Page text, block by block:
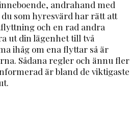
andrahand med
som hyresvärd har rätt att
och en rad andra
ut din lägenhet till två
ihåg om ena flyttar så är
Sådana regler och ännu fler
är bland de viktigaste